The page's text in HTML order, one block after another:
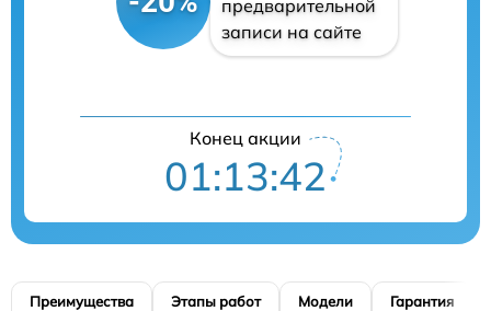
предварительной
записи на сайте
Конец акции
01:13:41
Преимущества Этапы работ Модели Гарантия